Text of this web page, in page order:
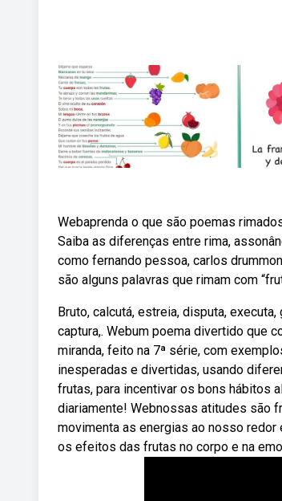
Webaprenda o que são poemas
Saiba as diferenças entre rima,
como fernando pessoa, carlos
são alguns palavras que rimam com
Bruto, calcutá, estreia, disputa,
captura,. Webum poema divertido que
miranda, feito na 7ª série, com
inesperadas e divertidas, usando
frutas, para incentivar os bons hábitos
diariamente! Webnossas atitudes são
movimenta as energias ao nosso
os efeitos das frutas no corpo e na